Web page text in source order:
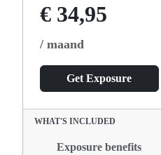
€ 34,95
/ maand
Get Exposure
WHAT'S INCLUDED
Exposure benefits